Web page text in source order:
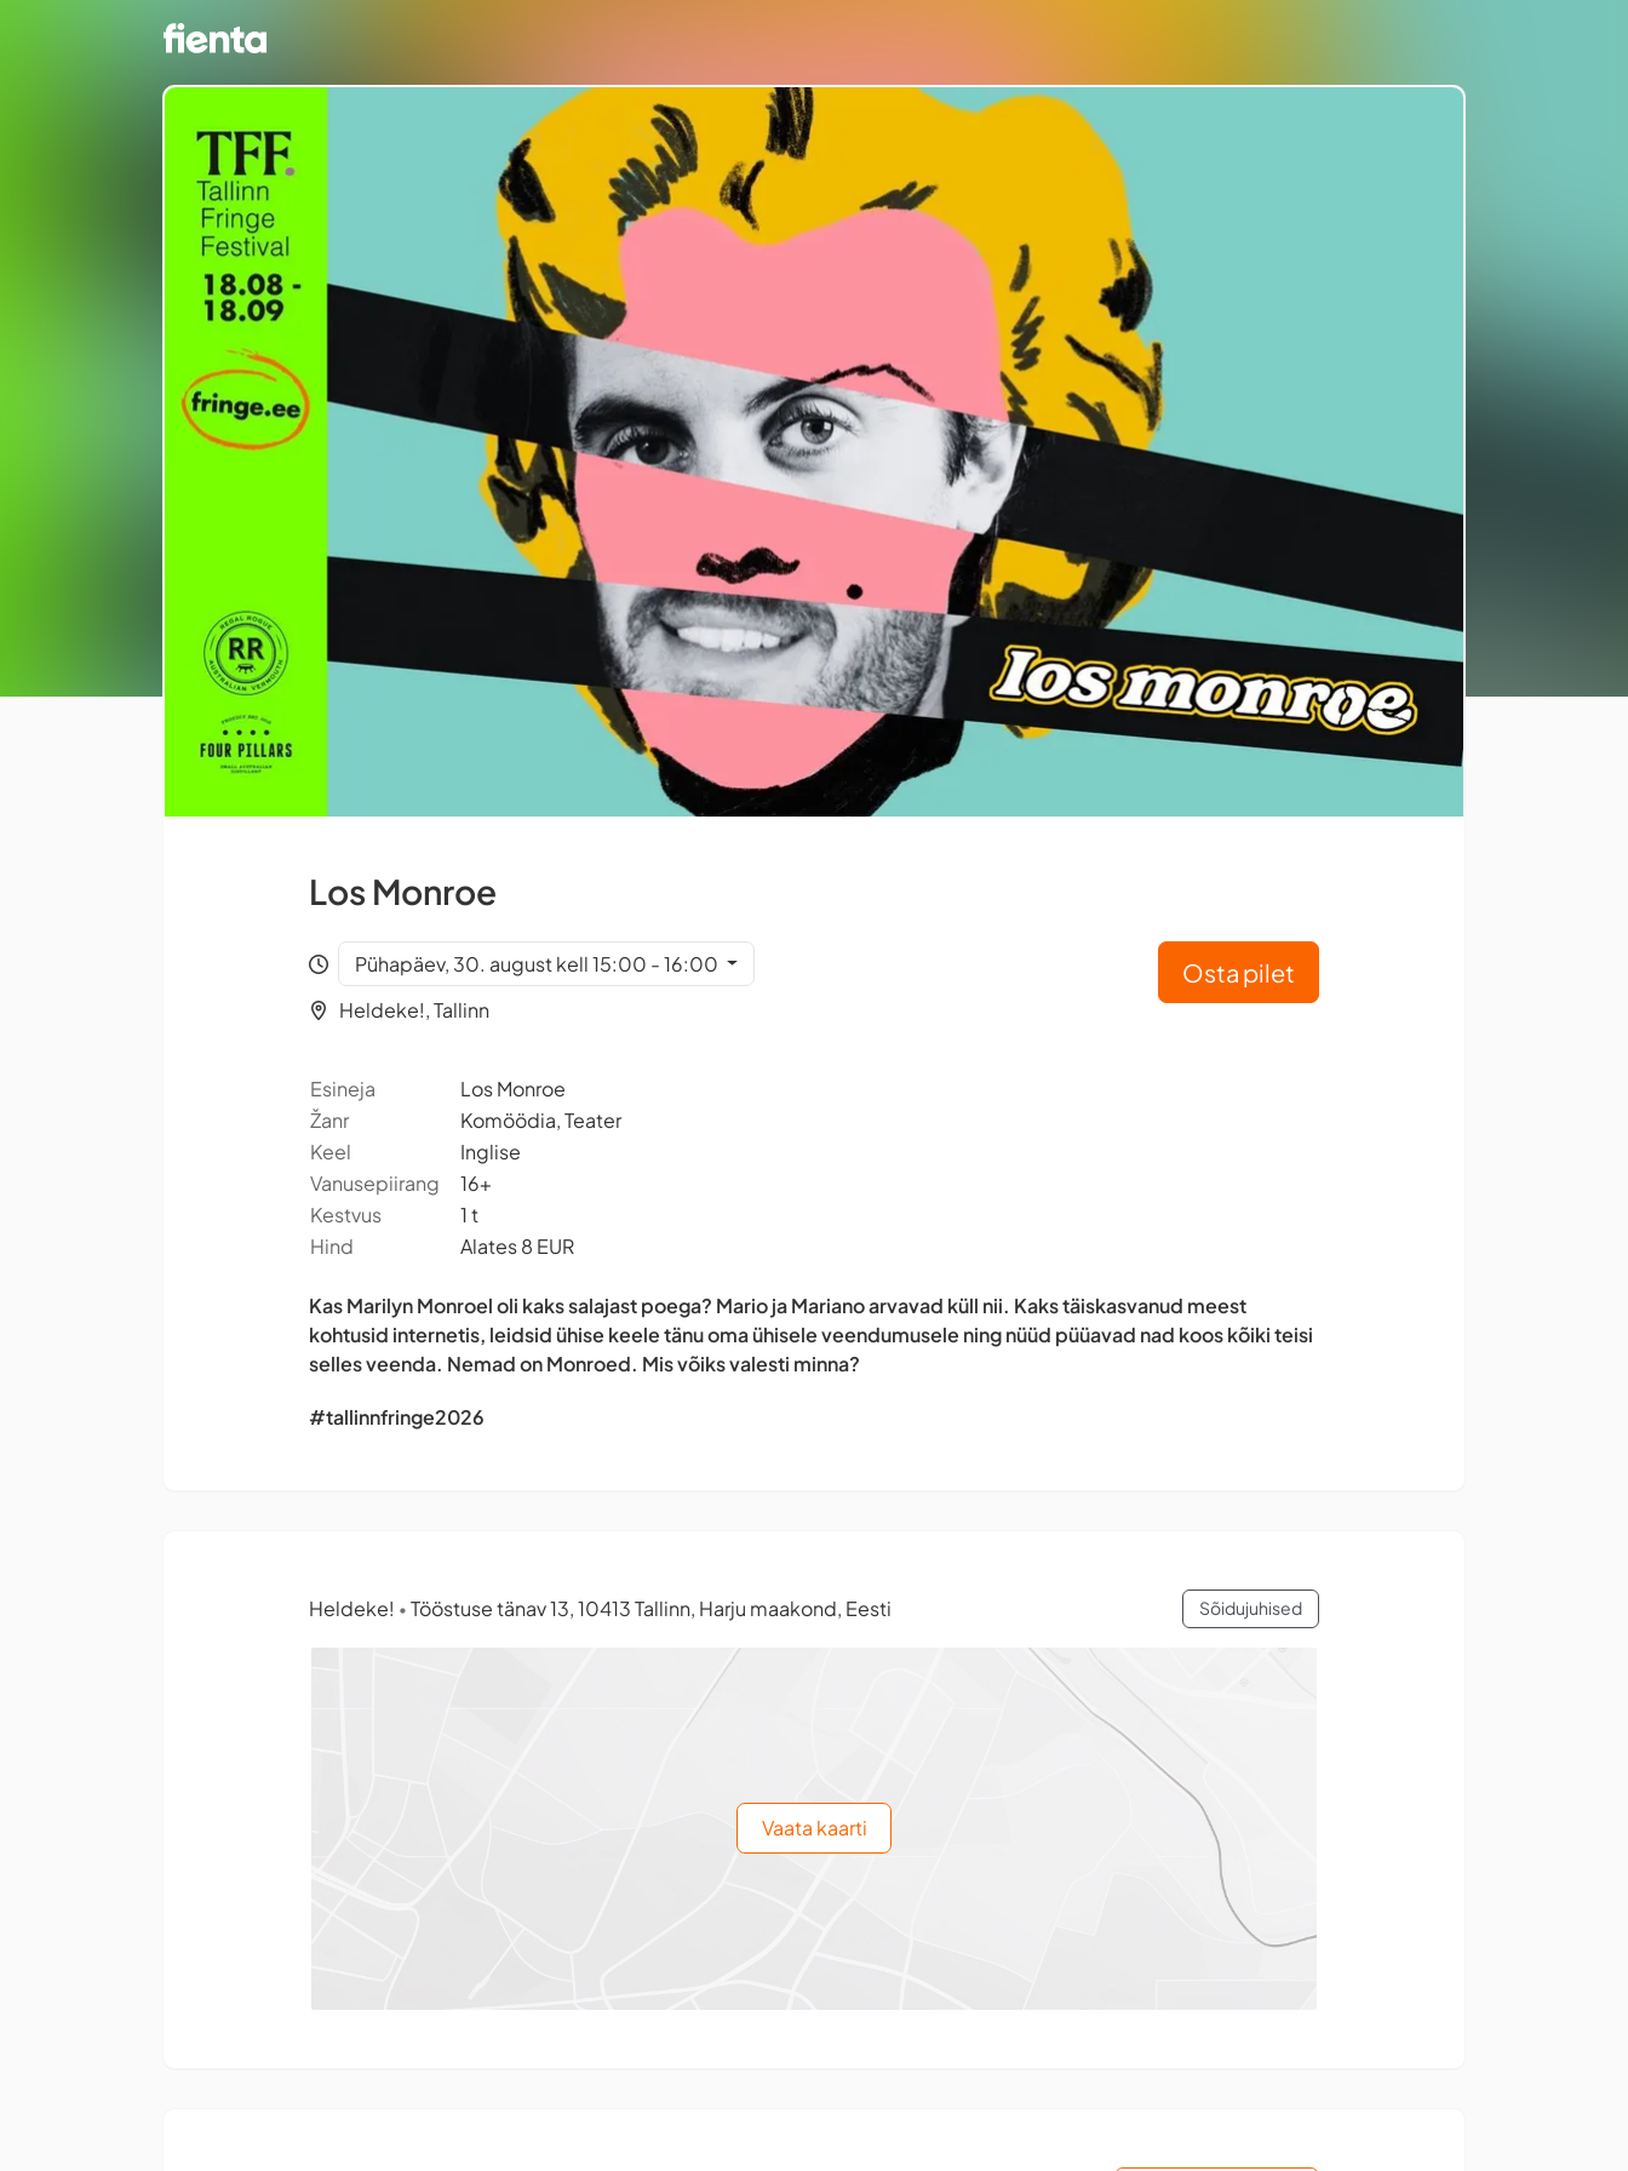
Los Monroe
Pühapäev, 30. august kell 15:00 - 16:00
Heldeke!, Tallinn
Osta pilet
Esineja
Los Monroe
Žanr
Komöödia, Teater
Keel
Inglise
Vanusepiirang
16+
Kestvus
1 t
Hind
Alates 8 EUR
Kas Marilyn Monroel oli kaks salajast poega? Mario ja Mariano arvavad küll nii. Kaks täiskasvanud meest
kohtusid internetis, leidsid ühise keele tänu oma ühisele veendumusele ning nüüd püüavad nad koos kõiki teisi
selles veenda. Nemad on Monroed. Mis võiks valesti minna?
#tallinnfringe2026
Heldeke! • Tööstuse tänav 13, 10413 Tallinn, Harju maakond, Eesti Sõidujuhised
Vaata kaarti